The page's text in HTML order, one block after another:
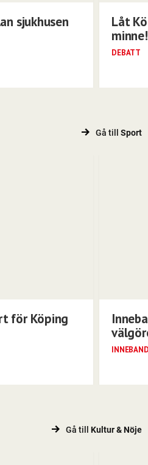
sjukhusen
Låt
minne!
DEBATT
Gå till Sport
för Köping
Gå till Kultur & Nöje